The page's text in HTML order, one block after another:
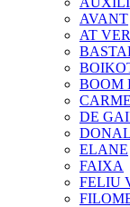
AVANT
AT
BOOM
DE
ELANE
FAIXA
FELIU